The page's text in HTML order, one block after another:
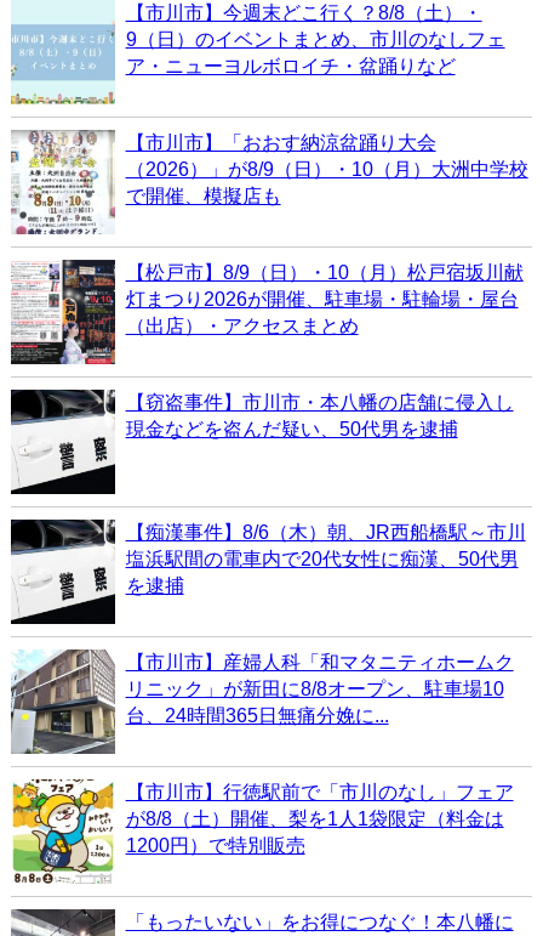
【市川市】今週末どこ行く？8/8（土）・
9（日）のイベントまとめ、市川のなしフェ
ア・ニューヨルボロイチ・盆踊りなど
【市川市】「おおす納涼盆踊り大会
（2026）」が8/9（日）・10（月）大洲中学校
で開催、模擬店も
【松戸市】8/9（日）・10（月）松戸宿坂川献
灯まつり2026が開催、駐車場・駐輪場・屋台
（出店）・アクセスまとめ
【窃盗事件】市川市・本八幡の店舗に侵入し
現金などを盗んだ疑い、50代男を逮捕
【痴漢事件】8/6（木）朝、JR西船橋駅～市川
塩浜駅間の電車内で20代女性に痴漢、50代男
を逮捕
【市川市】産婦人科「和マタニティホームク
リニック」が新田に8/8オープン、駐車場10
台、24時間365日無痛分娩に...
【市川市】行徳駅前で「市川のなし」フェア
が8/8（土）開催、梨を1人1袋限定（料金は
1200円）で特別販売
「もったいない」をお得につなぐ！本八幡に